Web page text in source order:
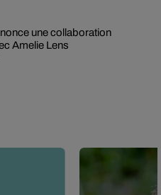
une collaboration
Amelie Lens